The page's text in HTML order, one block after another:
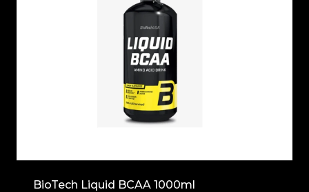
BioTech Liquid BCAA 1000ml